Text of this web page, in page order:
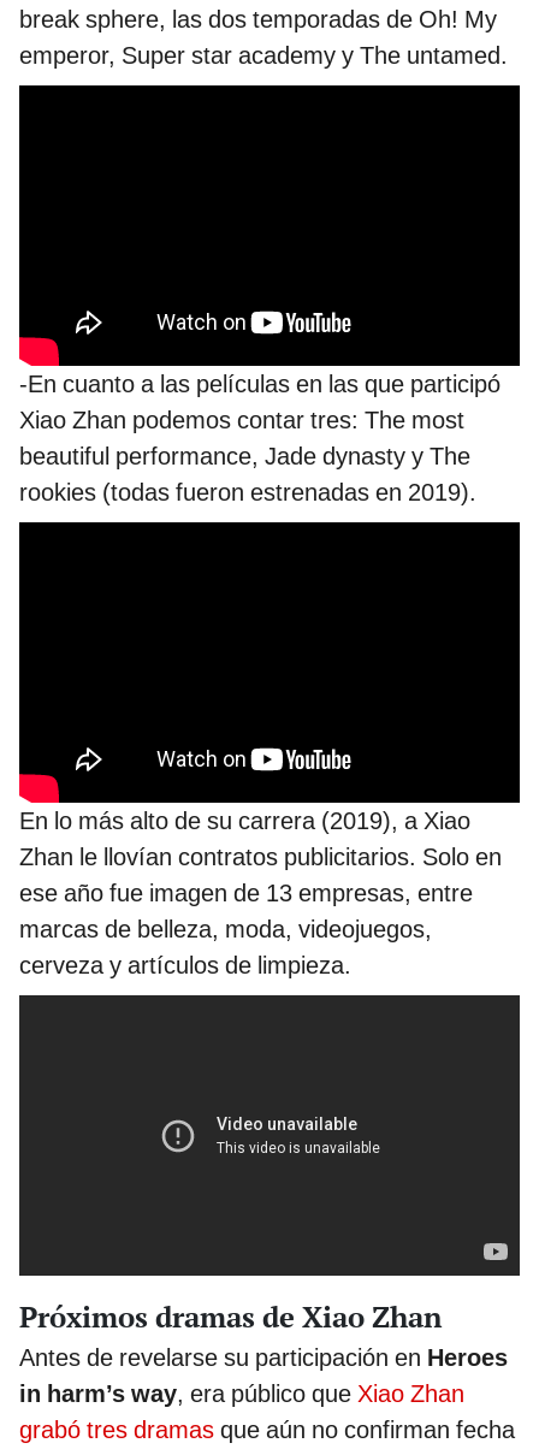
break sphere, las dos temporadas de Oh! My
emperor, Super star academy y The untamed.
-En cuanto a las películas en las que participó
Xiao Zhan podemos contar tres: The most
beautiful performance, Jade dynasty y The
rookies (todas fueron estrenadas en 2019).
En lo más alto de su carrera (2019), a Xiao
Zhan le llovían contratos publicitarios. Solo en
ese año fue imagen de 13 empresas, entre
marcas de belleza, moda, videojuegos,
cerveza y artículos de limpieza.
Próximos dramas de Xiao Zhan
Antes de revelarse su participación en Heroes
in harm’s way, era público que Xiao Zhan
grabó tres dramas que aún no confirman fecha